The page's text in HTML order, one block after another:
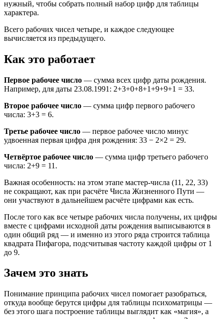
нужный, чтобы собрать полный набор цифр для таблицы
характера.
Всего рабочих чисел четыре, и каждое следующее
вычисляется из предыдущего.
Как это работает
Первое рабочее число — сумма всех цифр даты рождения.
Например, для даты 23.08.1991: 2+3+0+8+1+9+9+1 = 33.
Второе рабочее число — сумма цифр первого рабочего
числа: 3+3 = 6.
Третье рабочее число — первое рабочее число минус
удвоенная первая цифра дня рождения: 33 − 2×2 = 29.
Четвёртое рабочее число — сумма цифр третьего рабочего
числа: 2+9 = 11.
Важная особенность: на этом этапе мастер-числа (11, 22, 33)
не сокращают, как при расчёте Числа Жизненного Пути —
они участвуют в дальнейшем расчёте цифрами как есть.
После того как все четыре рабочих числа получены, их цифры
вместе с цифрами исходной даты рождения выписываются в
один общий ряд — и именно из этого ряда строится таблица
квадрата Пифагора, подсчитывая частоту каждой цифры от 1
до 9.
Зачем это знать
Понимание принципа рабочих чисел помогает разобраться,
откуда вообще берутся цифры для таблицы психоматрицы —
без этого шага построение таблицы выглядит как «магия», а